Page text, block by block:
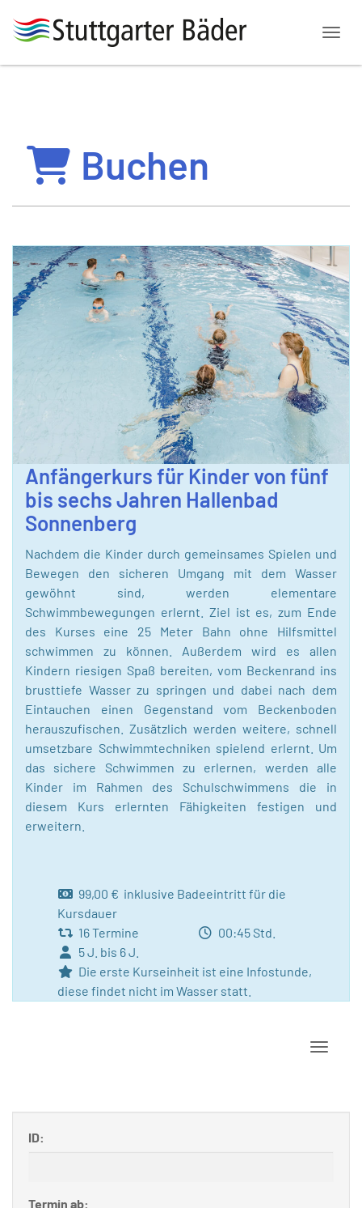
Buchen
Anfängerkurs für Kinder von fünf
bis sechs Jahren Hallenbad
Sonnenberg
Nachdem die Kinder durch gemeinsames Spielen und
Bewegen den sicheren Umgang mit dem Wasser
gewöhnt sind, werden elementare
Schwimmbewegungen erlernt. Ziel ist es, zum Ende
des Kurses eine 25 Meter Bahn ohne Hilfsmittel
schwimmen zu können. Außerdem wird es allen
Kindern riesigen Spaß bereiten, vom Beckenrand ins
brusttiefe Wasser zu springen und dabei nach dem
Eintauchen einen Gegenstand vom Beckenboden
herauszufischen. Zusätzlich werden weitere, schnell
umsetzbare Schwimmtechniken spielend erlernt. Um
das sichere Schwimmen zu erlernen, werden alle
Kinder im Rahmen des Schulschwimmens die in
diesem Kurs erlernten Fähigkeiten festigen und
erweitern.
99,00 € inklusive Badeeintritt für die
Kursdauer
16 Termine
00:45 Std.
5 J. bis 6 J.
Die erste Kurseinheit ist eine Infostunde,
diese findet nicht im Wasser statt.
ID:
Termin ab: